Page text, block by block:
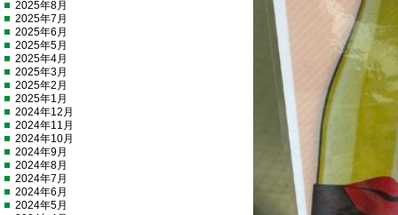
2025年8月
2025年7月
2025年6月
2025年5月
2025年4月
2025年3月
2025年2月
2025年1月
2024年12月
2024年11月
2024年10月
2024年9月
2024年8月
2024年7月
2024年6月
2024年5月